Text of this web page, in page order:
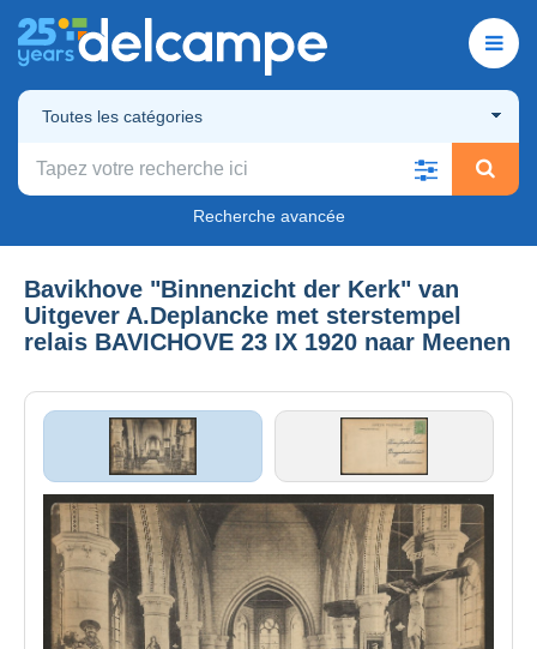
Toutes les catégories
Recherche avancée
Bavikhove "Binnenzicht der Kerk" van
Uitgever A.Deplancke met sterstempel
relais BAVICHOVE 23 IX 1920 naar Meenen